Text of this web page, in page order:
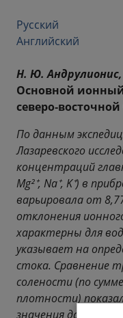
Русский
Английский
Н. Ю.
Основной
По данным
Лазаревского
концентраций
Mg²⁺, Na⁺, K⁺) в
варьировала от
отклонения
характерны для
указывает на
стока. Сравнение
солености (по
плотности)
значения дает